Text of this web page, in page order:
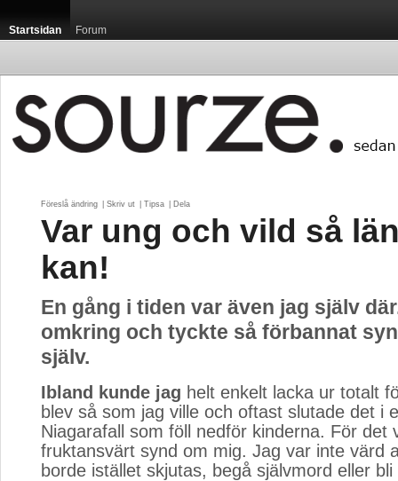
Startsidan Forum
Föreslå ändring Skriv ut Tipsa Dela
Var ung och vild så
kan!
En gång i tiden var även jag själv
omkring och tyckte så förbannat
själv.
Ibland kunde jag helt enkelt lacka ur totalt
blev så som jag ville och oftast slutade det i
Niagarafall som föll nedför kinderna. För det
fruktansvärt synd om mig. Jag var inte värd
borde istället skjutas, begå självmord eller